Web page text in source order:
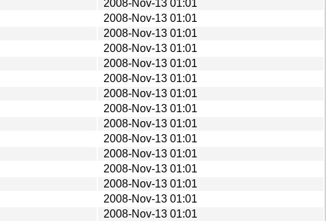
2008-Nov-13 01:01
2008-Nov-13 01:01
2008-Nov-13 01:01
2008-Nov-13 01:01
2008-Nov-13 01:01
2008-Nov-13 01:01
2008-Nov-13 01:01
2008-Nov-13 01:01
2008-Nov-13 01:01
2008-Nov-13 01:01
2008-Nov-13 01:01
2008-Nov-13 01:01
2008-Nov-13 01:01
2008-Nov-13 01:01
2008-Nov-13 01:01